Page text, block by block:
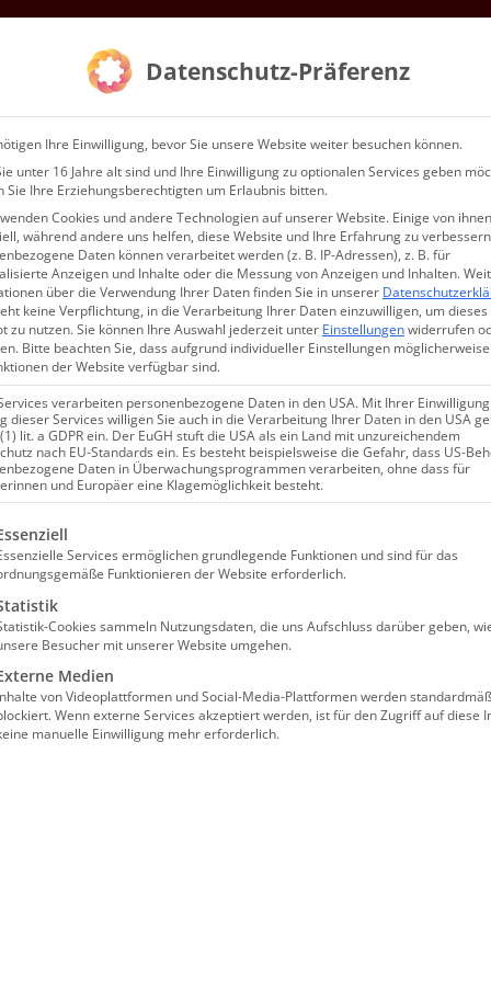
Herrn – Akolythenweihe in
Datenschutz-Präferenz
Ihre Einwilligung, bevor Sie unsere Website weiter besuchen können.
unter 16 Jahre alt sind und Ihre Einwilligung zu optionalen Services geben
Sie Ihre Erziehungsberechtigten um Erlaubnis bitten.
Cookies und andere Technologien auf unserer Website. Einige von
während andere uns helfen, diese Website und Ihre Erfahrung zu
Daten können verarbeitet werden (z. B. IP-Adressen), z. B. für
Anzeigen und Inhalte oder die Messung von Anzeigen und Inhalten.
über die Verwendung Ihrer Daten finden Sie in unserer
keine Verpflichtung, in die Verarbeitung Ihrer Daten einzuwilligen, um dieses
zu nutzen.Sie können Ihre Auswahl jederzeit unter Einstellungenwiderrufen
Bitte beachten Sie, dass aufgrund individueller Einstellungen
der Website verfügbar sind.
verarbeiten personenbezogene Daten in den USA. Mit Ihrer
dieser Services willigen Sie auch in die Verarbeitung Ihrer Daten in den USA
lit. a GDPR ein. Der EuGH stuft die USA als ein Land mit unzureichendem
nach EU-Standards ein. Es besteht beispielsweise die Gefahr, dass US-
Daten in Überwachungsprogrammen verarbeiten, ohne dass für
und Europäer eine Klagemöglichkeit besteht.
eine Liste der Service-Gruppen, für die eine
Services ermöglichen grundlegende Funktionen und sind für das
Funktionieren der Website erforderlich.
Cookies sammeln Nutzungsdaten, die uns Aufschluss darüber geben,
Besucher mit unserer Website umgehen.
Medien
von Videoplattformen und Social-Media-Plattformen werden
Wenn externe Services akzeptiert werden, ist für den Zugriff auf diese
manuelle Einwilligung mehr erforderlich.